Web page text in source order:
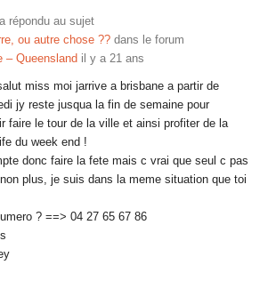
a répondu au sujet
ou autre chose ?? dans le forum
– Queensland il y a 21 ans
miss moi jarrive a brisbane a partir de
jy reste jusqua la fin de semaine pour
faire le tour de la ville et ainsi profiter de la
du week end !
donc faire la fete mais c vrai que seul c pas
plus, je suis dans la meme situation que toi
? ==> 04 27 65 67 86